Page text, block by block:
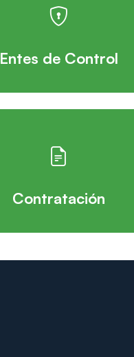
Entes de Control
Contratación